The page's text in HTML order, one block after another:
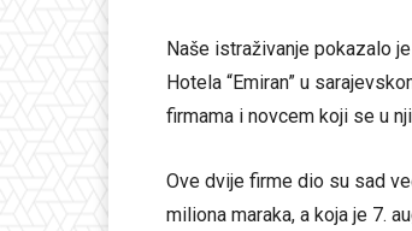
Naše istraživanje pokazalo
Hotela “Emiran” u
firmama i novcem koji se u
Ove dvije firme dio su sad
miliona maraka, a koja je 7.